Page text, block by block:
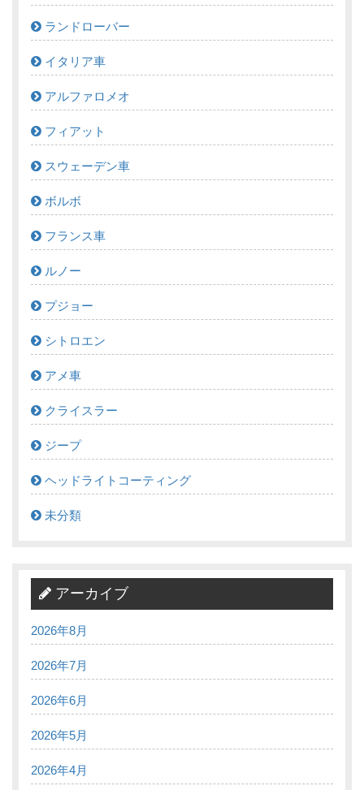
ランドローバー
イタリア車
アルファロメオ
フィアット
スウェーデン車
ボルボ
フランス車
ルノー
プジョー
シトロエン
アメ車
クライスラー
ジープ
ヘッドライトコーティング
未分類
アーカイブ
2026年8月
2026年7月
2026年6月
2026年5月
2026年4月